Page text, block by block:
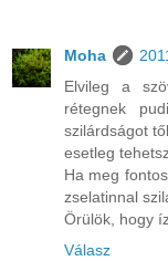
Moha
Elvileg a
rétegnek
szilárdságot
esetleg
Ha meg
zselatinnal
Örülök, hogy
Válasz